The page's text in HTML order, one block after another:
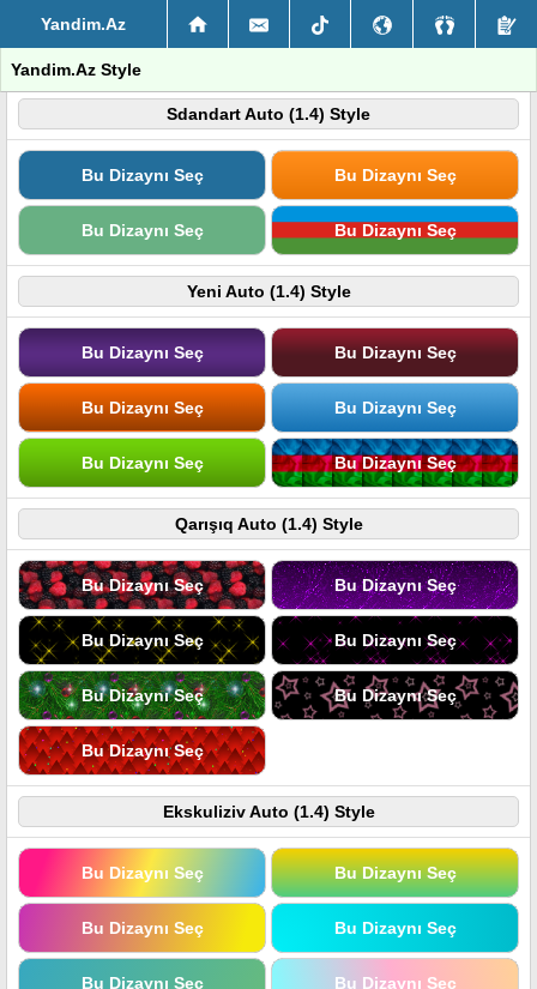
Yandim.Az
Yandim.Az Style
Sdandart Auto (1.4) Style
Bu Dizaynı Seç Bu Dizaynı Seç
Bu Dizaynı Seç Bu Dizaynı Seç
Yeni Auto (1.4) Style
Bu Dizaynı Seç Bu Dizaynı Seç
Bu Dizaynı Seç Bu Dizaynı Seç
Bu Dizaynı Seç Bu Dizaynı Seç
Qarışıq Auto (1.4) Style
Bu Dizaynı Seç Bu Dizaynı Seç
Bu Dizaynı Seç Bu Dizaynı Seç
Bu Dizaynı Seç Bu Dizaynı Seç
Bu Dizaynı Seç
Ekskuliziv Auto (1.4) Style
Bu Dizaynı Seç Bu Dizaynı Seç
Bu Dizaynı Seç Bu Dizaynı Seç
Bu Dizaynı Seç Bu Dizaynı Seç